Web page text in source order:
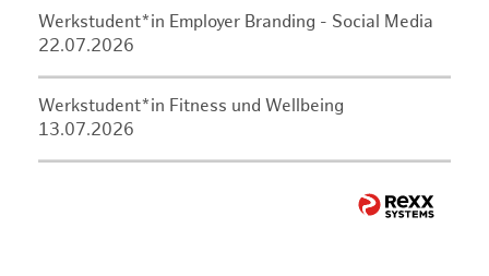
Werkstudent*in Employer Branding - Social Media
22.07.2026
Werkstudent*in Fitness und Wellbeing
13.07.2026